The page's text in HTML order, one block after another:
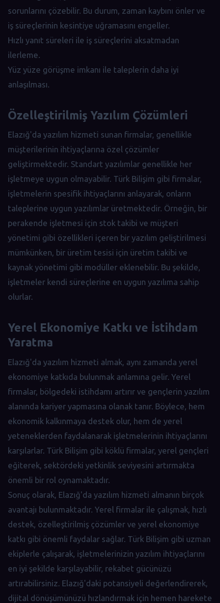
sorunlarını çözebilir. Bu durum, zaman kaybını önler ve
iş süreçlerinin kesintiye uğramasını engeller.
Hızlı yanıt süreleri ile iş süreçlerini aksatmadan
ilerleme.
Yüz yüze görüşme imkanı ile taleplerin daha iyi
anlaşılması.
Özelleştirilmiş Yazılım Çözümleri
Elazığ'da yazılım hizmeti sunan firmalar, genellikle
müşterilerinin ihtiyaçlarına özel çözümler
geliştirmektedir. Standart yazılımlar genellikle her
işletmeye uygun olmayabilir. Türk Bilişim gibi firmalar,
işletmelerin spesifik ihtiyaçlarını anlayarak, onların
taleplerine uygun yazılımlar üretmektedir. Örneğin, bir
perakende işletmesi için stok takibi ve müşteri
yönetimi gibi özellikleri içeren bir yazılım geliştirilmesi
mümkünken, bir üretim tesisi için üretim takibi ve
kaynak yönetimi gibi modüller eklenebilir. Bu şekilde,
işletmeler kendi süreçlerine en uygun yazılıma sahip
olurlar.
Yerel Ekonomiye Katkı ve İstihdam
Yaratma
Elazığ'da yazılım hizmeti almak, aynı zamanda yerel
ekonomiye katkıda bulunmak anlamına gelir. Yerel
firmalar, bölgedeki istihdamı artırır ve gençlerin yazılım
alanında kariyer yapmasına olanak tanır. Böylece, hem
ekonomik kalkınmaya destek olur, hem de yerel
yeteneklerden faydalanarak işletmelerinin ihtiyaçlarını
karşılarlar. Türk Bilişim gibi köklü firmalar, yerel gençleri
eğiterek, sektördeki yetkinlik seviyesini artırmakta
önemli bir rol oynamaktadır.
Sonuç olarak, Elazığ'da yazılım hizmeti almanın birçok
avantajı bulunmaktadır. Yerel firmalar ile çalışmak, hızlı
destek, özelleştirilmiş çözümler ve yerel ekonomiye
katkı gibi önemli faydalar sağlar. Türk Bilişim gibi uzman
ekiplerle çalışarak, işletmelerinizin yazılım ihtiyaçlarını
en iyi şekilde karşılayabilir, rekabet gücünüzü
artırabilirsiniz. Elazığ'daki potansiyeli değerlendirerek,
dijital dönüşümünüzü hızlandırmak için hemen harekete